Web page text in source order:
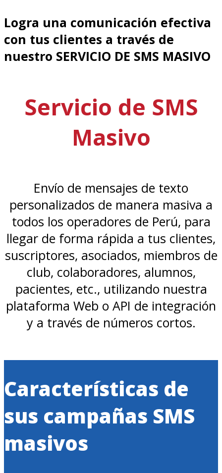
Logra una comunicación efectiva
con tus clientes a través de
nuestro SERVICIO DE SMS MASIVO
Servicio de SMS
Masivo
Envío de mensajes de texto
personalizados de manera masiva a
todos los operadores de Perú, para
llegar de forma rápida a tus clientes,
suscriptores, asociados, miembros de
club, colaboradores, alumnos,
pacientes, etc., utilizando nuestra
plataforma Web o API de integración
y a través de números cortos.
Características de
sus campañas SMS
masivos